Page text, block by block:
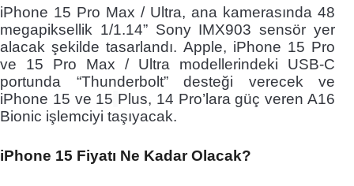
iPhone 15 Pro Max / Ultra, ana kamerasında 48
megapiksellik 1/1.14” Sony IMX903 sensör yer
alacak şekilde tasarlandı. Apple, iPhone 15 Pro
ve 15 Pro Max / Ultra modellerindeki USB-C
portunda “Thunderbolt” desteği verecek ve
iPhone 15 ve 15 Plus, 14 Pro’lara güç veren A16
Bionic işlemciyi taşıyacak.
iPhone 15 Fiyatı Ne Kadar Olacak?